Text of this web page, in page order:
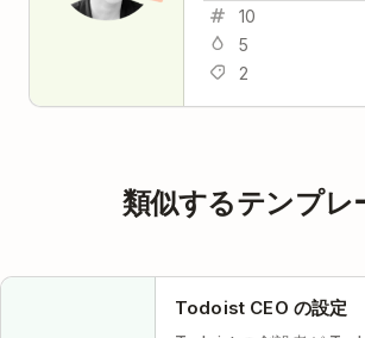
10
5
2
類似するテンプレ
Todoist CEO の設定